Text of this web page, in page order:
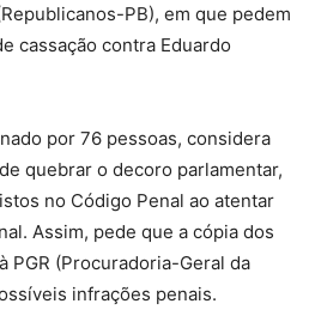
PB), em que pedem
cassação contra Eduardo
por 76 pessoas, considera
quebrar o decoro parlamentar,
no Código Penal ao atentar
Assim, pede que a cópia dos
PGR (Procuradoria-Geral da
infrações penais.